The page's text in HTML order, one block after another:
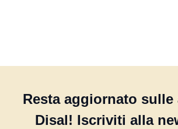
Resta aggiornato
Disal! Iscriviti alla